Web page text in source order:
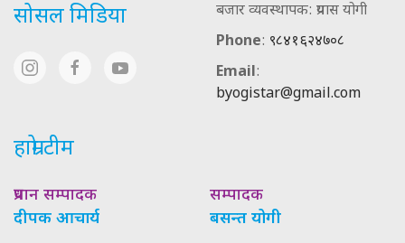
सोसल मिडिया
बजार व्यवस्थापक: प्रयास योगी
Phone: ९८४१६२४७०८
Email:
byogistar@gmail.com
हाम्रो टीम
प्रधान सम्पादक
दीपक आचार्य
सम्पादक
बसन्त योगी